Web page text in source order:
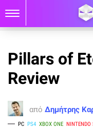
Pillars of
Review
από Δημήτρης
PC PS4 XBOX ONE NINTENDO